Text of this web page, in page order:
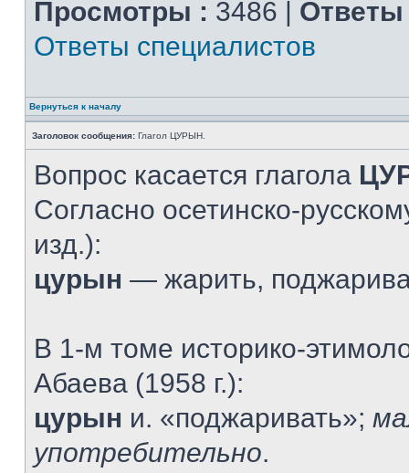
Просмотры : 3486 | Ответы
Ответы специалистов
Вернуться к началу
Заголовок сообщения: Глагол ЦУРЫН.
Вопрос касается глагола
Согласно осетинско-
изд.):
цурын — жарить,
В 1-м томе историко-
Абаева (1958 г.):
цурын и. «поджаривать»;
употребительно.